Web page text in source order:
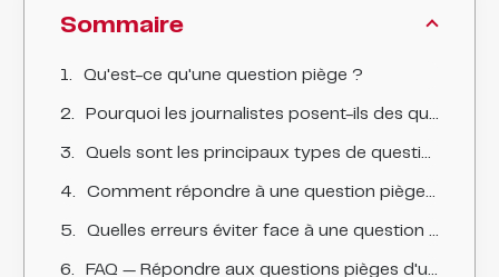
Sommaire
Qu'est-ce qu'une question piège ?
Pourquoi les journalistes posent-ils des questions pièges en crise ?
Quels sont les principaux types de questions pièges ?
Comment répondre à une question piège ?
Quelles erreurs éviter face à une question piège ?
FAQ — Répondre aux questions pièges d'un journaliste